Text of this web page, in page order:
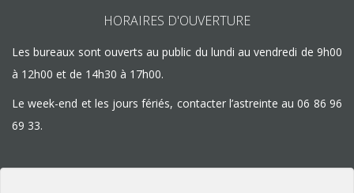
HORAIRES D'OUVERTURE
Les bureaux sont ouverts au public du lundi au vendredi de 9h00
à 12h00 et de 14h30 à 17h00.
Le week-end et les jours fériés, contacter l’astreinte au06 86 96
69 33.